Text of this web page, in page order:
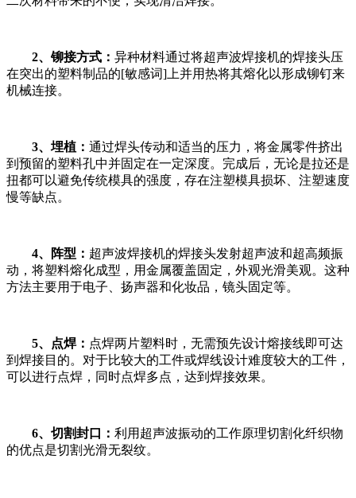
2、铆接方式： 异种材料通过将超声波焊接机的焊接头压
在突出的塑料制品的[敏感词]上并用热将其熔化以形成铆钉来
机械连接。
3、埋植： 通过焊头传动和适当的压力，将金属零件挤出
到预留的塑料孔中并固定在一定深度。完成后，无论是拉还是
扭都可以避免传统模具的强度，存在注塑模具损坏、注塑速度
慢等缺点。
4、阵型： 超声波焊接机的焊接头发射超声波和超高频振
动，将塑料熔化成型，用金属覆盖固定，外观光滑美观。这种
方法主要用于电子、扬声器和化妆品，镜头固定等。
5、点焊： 点焊两片塑料时，无需预先设计熔接线即可达
到焊接目的。对于比较大的工件或焊线设计难度较大的工件，
可以进行点焊，同时点焊多点，达到焊接效果。
6、切割封口： 利用超声波振动的工作原理切割化纤织物
的优点是切割光滑无裂纹。